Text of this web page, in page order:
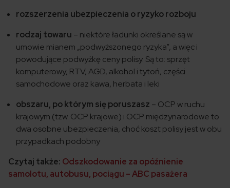
rozszerzenia ubezpieczenia o ryzyko rozboju
rodzaj towaru – niektóre ładunki określane są w
umowie mianem „podwyższonego ryzyka”, a więc i
powodujące podwyżkę ceny polisy. Są to: sprzęt
komputerowy, RTV, AGD, alkohol i tytoń, części
samochodowe oraz kawa, herbata i leki
obszaru, po którym się poruszasz – OCP w ruchu
krajowym (tzw. OCP krajowe) i OCP międzynarodowe to
dwa osobne ubezpieczenia, choć koszt polisy jest w obu
przypadkach podobny
Czytaj także: Odszkodowanie za opóźnienie
samolotu, autobusu, pociągu – ABC pasażera